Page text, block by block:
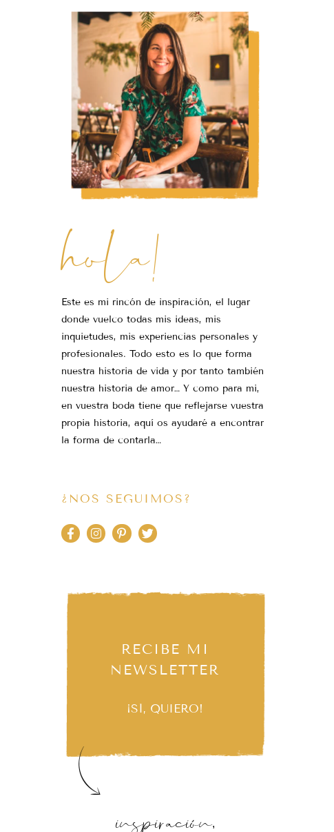
hola!
Este es mi rincón de inspiración, el lugar
donde vuelco todas mis ideas, mis
inquietudes, mis experiencias personales y
profesionales. Todo esto es lo que forma
nuestra historia de vida y por tanto también
nuestra historia de amor… Y como para mi,
en vuestra boda tiene que reflejarse vuestra
propia historia, aquí os ayudaré a encontrar
la forma de contarla…
¿NOS SEGUIMOS?
RECIBE MI
NEWSLETTER
¡SÍ, QUIERO!